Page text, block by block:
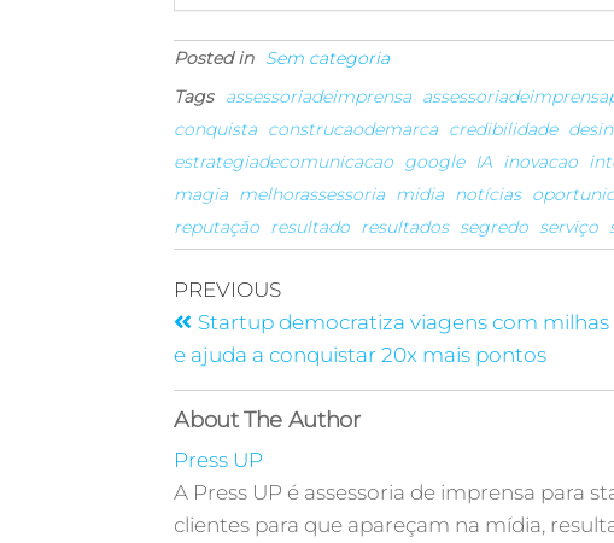
Posted in Sem categoria
Tags assessoriadeimprensa
conquista construcaodemarca credibilidade
estrategiadecomunicacao google IA inovacao
magia melhorassessoria midia notícias
reputação resultado resultados segredo serviço
PREVIOUS
Startup democratiza viagens com milhas
e ajuda a conquistar 20x mais pontos
About The Author
Press UP
A Press UP é assessoria de imprensa para
clientes para que apareçam na mídia,